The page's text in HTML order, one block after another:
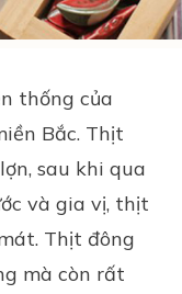
thống của
Bắc. Thịt
sau khi qua
và gia vị, thịt
Thịt đông
mà còn rất